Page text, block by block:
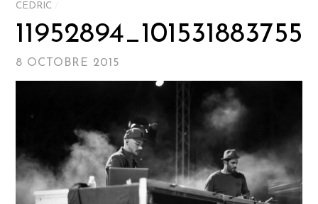
CEDRIC
8 OCTOBRE 2015